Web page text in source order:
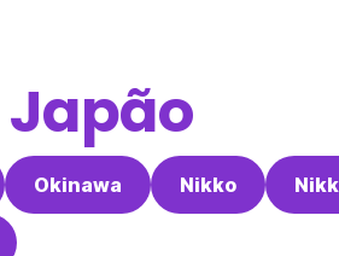
Japão
Okinawa Nikko